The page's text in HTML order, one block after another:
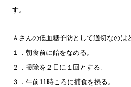
す。
Ａさんの低血糖予防として適切なのは
１．朝食前に飴をなめる。
２．掃除を２日に１回とする。
３．午前11時ころに捕食を摂る。